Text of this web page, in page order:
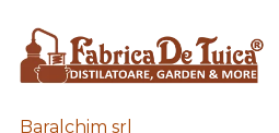
Baralchim srl